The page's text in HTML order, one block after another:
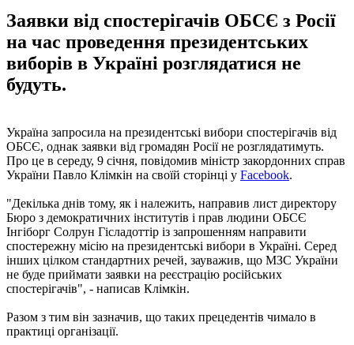
Заявки від спостерігачів ОБСЄ з Росії
на час проведення президентських
виборів в Україні розглядатися не
будуть.
Україна запросила на президентські вибори спостерігачів від
ОБСЄ, однак заявки від громадян Росії не розглядатимуть.
Про це в середу, 9 січня, повідомив міністр закордонних справ
України Павло Клімкін на своїй сторінці у Facebook.
"Декілька днів тому, як і належить, направив лист директору
Бюро з демократичних інститутів і прав людини ОБСЄ
Інгіборг Солрун Гісладоттір із запрошенням направити
спостережну місію на президентські вибори в Україні. Серед
інших цілком стандартних речей, зауважив, що МЗС України
не буде приймати заявки на реєстрацію російських
спостерігачів", - написав Клімкін.
Разом з тим він зазначив, що таких прецедентів чимало в
практиці організації.